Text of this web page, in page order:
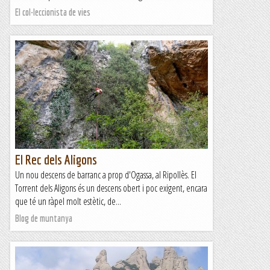
El col·leccionista de vies
El Rec dels Aligons
Un nou descens de barranc a prop d'Ogassa, al Ripollès. El
Torrent dels Aligons és un descens obert i poc exigent, encara
que té un ràpel molt estètic, de...
Blog de muntanya